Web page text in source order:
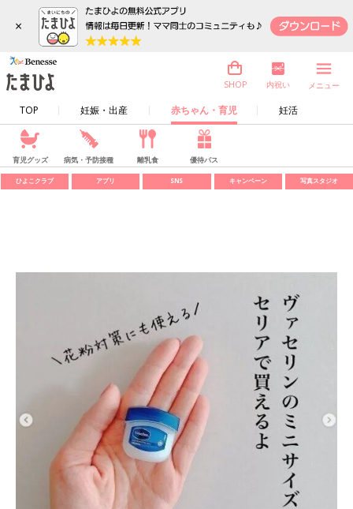
×
TOP 妊娠・出産 赤ちゃん・育児 妊活
SHOP 内祝い メニュー
育児グッズ 病気・予防接種 離乳食 優待パス
ひよこクラブ アプリ SNS キャンペーン 写真スタジオ